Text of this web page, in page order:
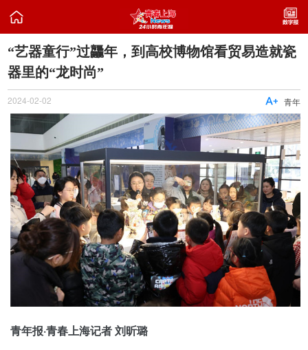

“艺器童行”过龘年，到高校博物馆看贸易造就瓷
器里的“龙时尚”
2024-02-02 青年

青年报·青春上海记者 刘昕璐